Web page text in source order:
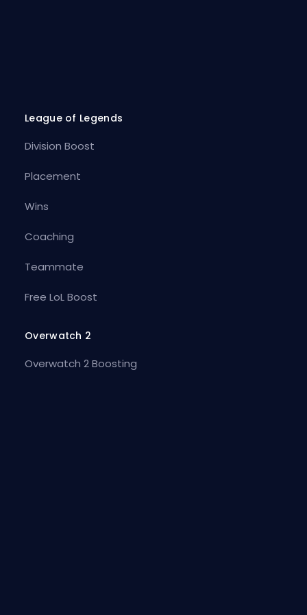
League of Legends
Division Boost
Placement
Wins
Coaching
Teammate
Free LoL Boost
Overwatch 2
Overwatch 2 Boosting